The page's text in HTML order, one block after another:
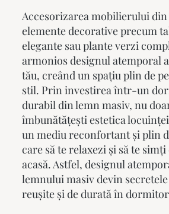
Accesorizarea mobilierului
elemente decorative precum
elegante sau plante verzi
armonios designul atemporal
tău, creând un spațiu plin de
stil. Prin investirea într-un
durabil din lemn masiv, nu
îmbunătățești estetica
un mediu reconfortant și plin
care să te relaxezi și să te
acasă. Astfel, designul
lemnului masiv devin
reușite și de durată în